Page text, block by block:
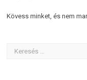
Kövess minket, és nem